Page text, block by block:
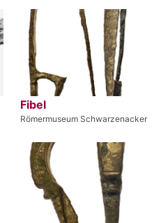
Fibel
Römermuseum Schwarzenacker